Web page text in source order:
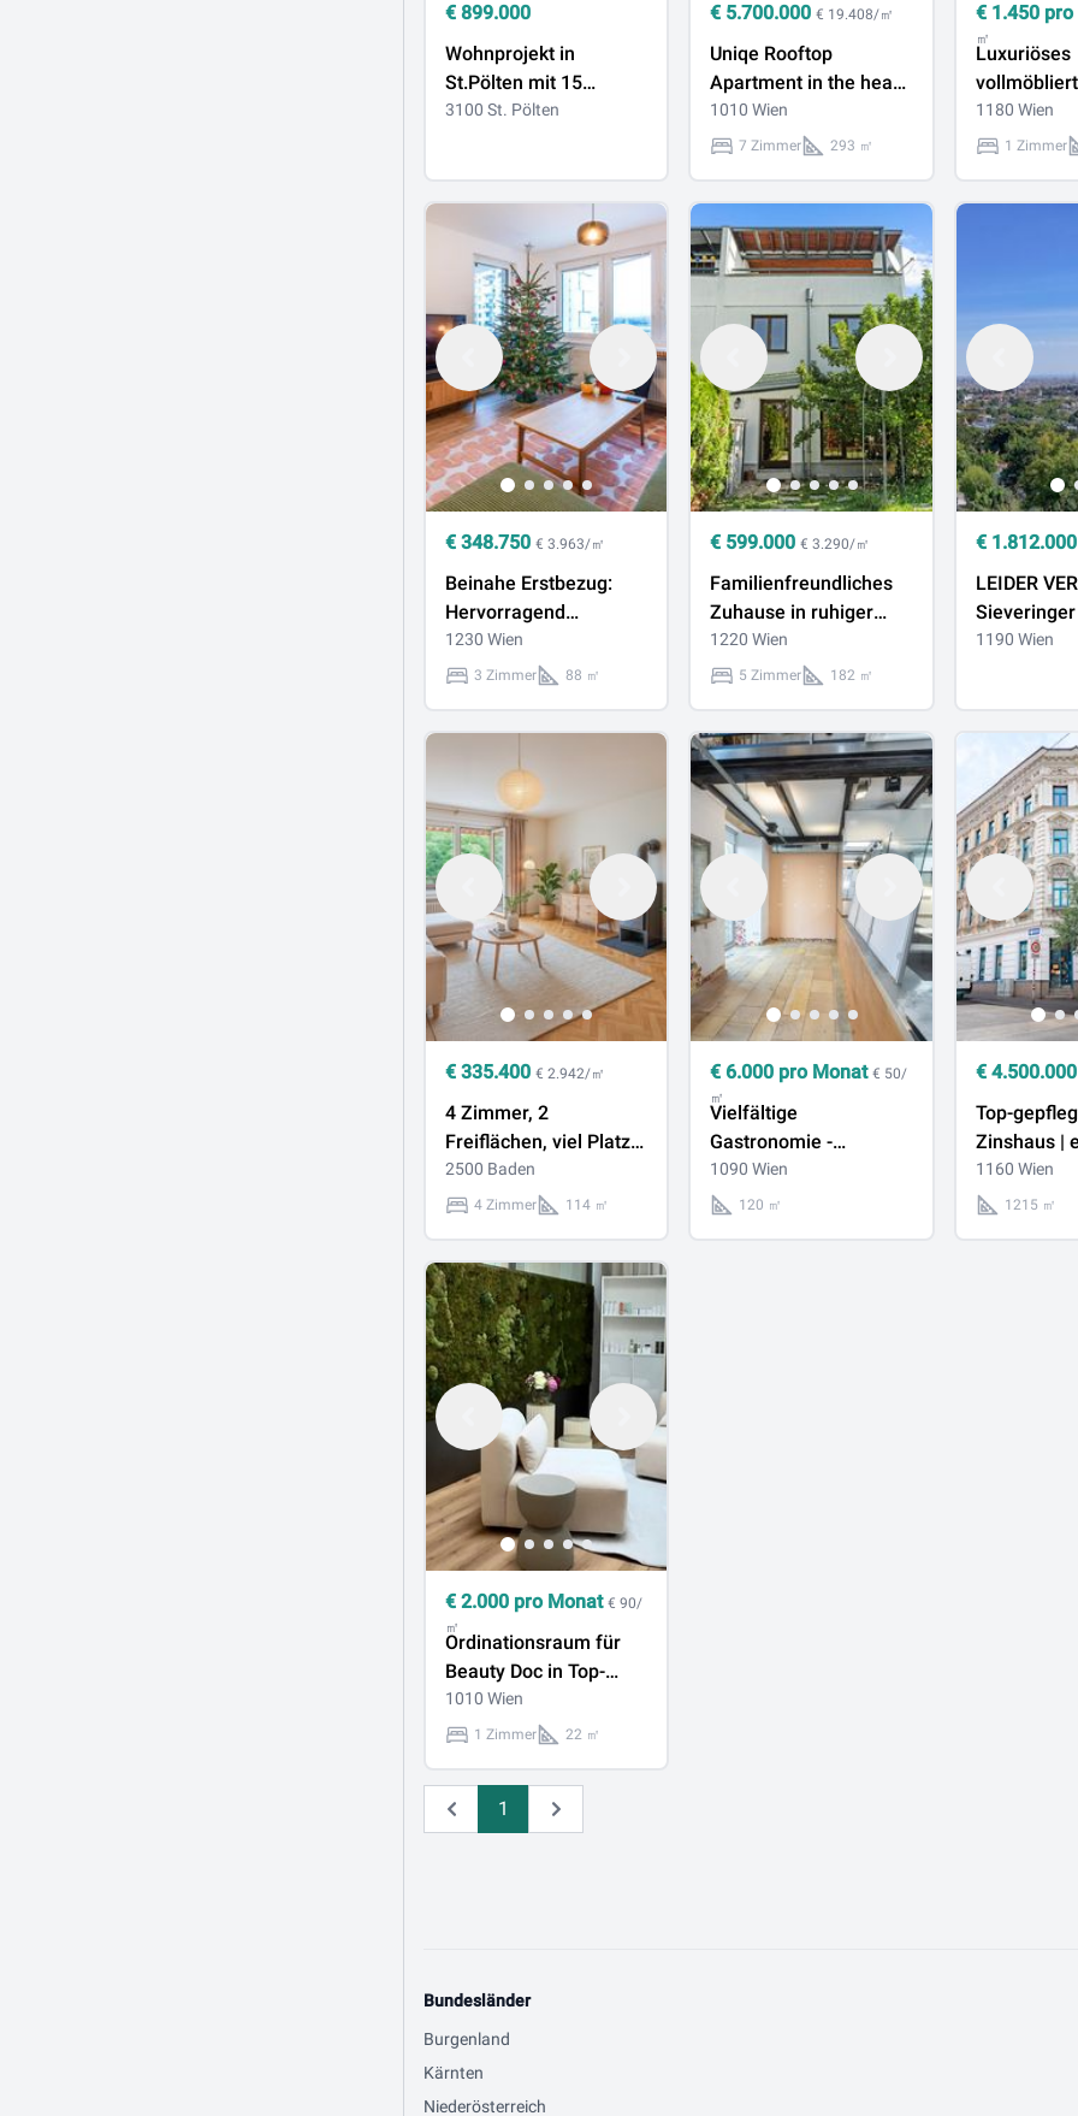
€ 899.000
Wohnprojekt in
St.Pölten mit 15
Wohnungen
3100 St. Pölten
€ 5.700.000 € 19.408/㎡
Uniqe Rooftop
Apartment in the heart
of Vienna
1010 Wien
7 Zimmer 293 ㎡
€ 1.450pro
㎡
Luxuriöses
Grünblick in
1180 Wien
1 Zimmer
€ 348.750 € 3.963/㎡
Beinahe Erstbezug:
Hervorragend
angebundene Drei
Zimmer
erste Besichtigungen
1230 Wien
3 Zimmer 88 ㎡
€ 599.000 € 3.290/㎡
Familienfreundliches
Zuhause in ruhiger
Lage mit Garten und
perfekter Infrastruktur
1220 Wien
5 Zimmer 182 ㎡
€ 1.812.000
LEIDER
Weitblick, perfekte
1190 Wien
€ 335.400 € 2.942/㎡
4 Zimmer, 2
Freiflächen, viel Platz:
Naturgenuss mit City-
Anschluss
2500 Baden
4 Zimmer 114 ㎡
€ 6.000 pro Monat€ 50/
㎡
Vielfältige
Gastronomie -
vollausgestattet, mit 30
Platz Schanigarten,
1090 Wien
120 ㎡
€ 4.500.000
Top-
Zinshaus |
langfristiges
Investment
1160 Wien
1215 ㎡
€ 2.000 pro Monat € 90/
㎡
Ordinationsraum für
Beauty Doc in Top-
Beauty Institut
1010 Wien
1 Zimmer 22 ㎡
Zurück
1 Weiter
Bundesländer
Burgenland
Kärnten
Niederösterreich